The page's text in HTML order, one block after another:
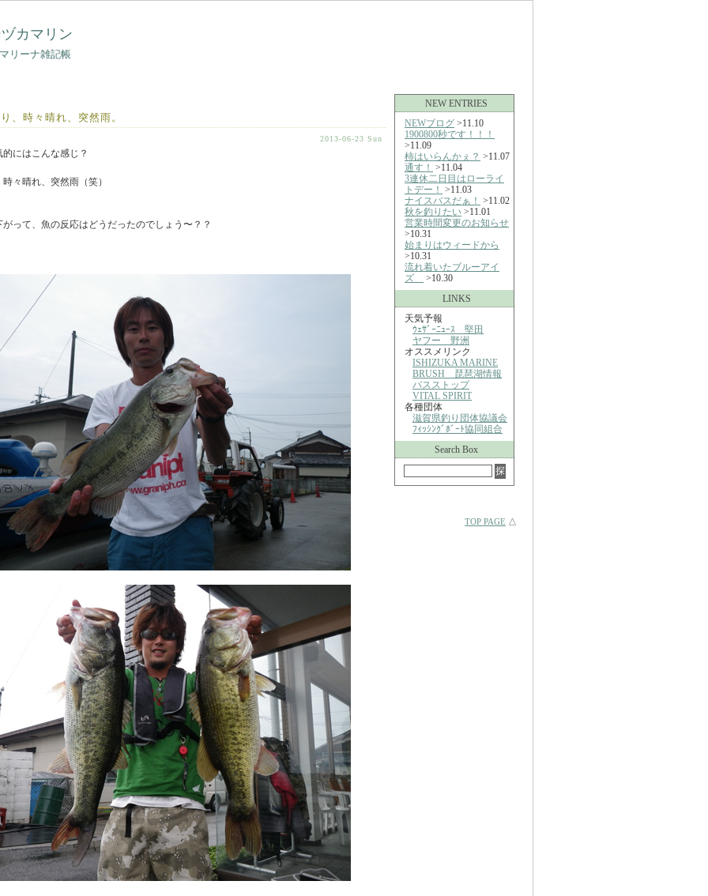
カマリン
リーナ雑記帳
、時々晴れ、突然雨。
2013-06-23 Sun
にはこんな感じ？
々晴れ、突然雨（笑）
がって、魚の反応はどうだったのでしょう〜？？
NEW ENTRIES
NEWブログ >11.10
1900800秒です！！！
>11.09
柿はいらんかぇ？ >11.07
通す！ >11.04
3連休二日目はローライ
トデー！ >11.03
ナイスバスだぁ！ >11.02
秋を釣りたい >11.01
営業時間変更のお知らせ
>10.31
始まりはウィードから
>10.31
流れ着いたブルーアイ
ズ
>10.30
LINKS
天気予報
ｳｪｻﾞｰﾆｭｰｽ 堅田
ヤフー 野洲
オススメリンク
ISHIZUKA MARINE
BRUSH 琵琶湖情報
バスストップ
VITAL SPIRIT
各種団体
滋賀県釣り団体協議会
ﾌｨｯｼﾝｸﾞﾎﾞｰﾄ協同組合
Search Box
TOP PAGE △